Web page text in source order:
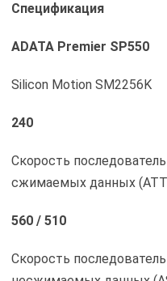
Спецификация
ADATA Premier SP550
Silicon Motion SM2256K
240
Скорость
сжимаемых данных
560 / 510
Скорость